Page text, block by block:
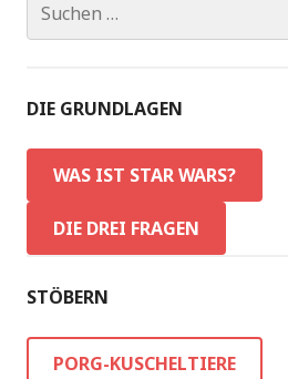
nach:
DIE GRUNDLAGEN
WAS IST STAR WARS?
DIE DREI FRAGEN
STÖBERN
PORG-KUSCHELTIERE